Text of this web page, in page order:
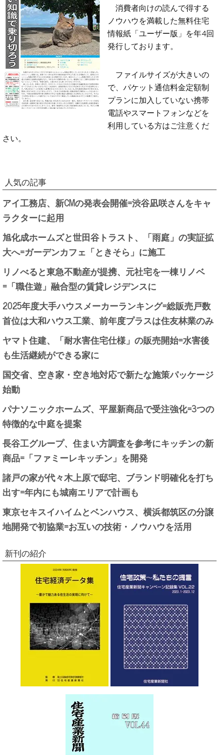
消費者向けの読んで得する
ノウハウを満載した無料住宅
情報紙「ユーザー版」を年4回
発行しております。
ファイルサイズが大きいの
で、パケット通信料金定額制
プランに加入していない携帯
電話やスマートフォンなどを
利用している方はご注意くだ
さい。
人気の記事
アイ工務店、新CMの発表会開催=渋谷凪咲さんをキャ
ラクターに起用
旭化成ホームズと世田谷トラスト、「雨庭」の実証拡
大へ=ガーデンカフェ「ときそら」に施工
リノべると東急不動産が提携、元社宅を一棟リノベ
=「職住遊」融合型の賃貸レジデンスに
2025年度大手ハウスメーカーランキング=総販売戸数
首位は大和ハウス工業、前年度プラスは住友林業のみ
ヤマト住建、「耐水害住宅仕様」の販売開始=水害後
も生活継続ができる家に
国交省、空き家・空き地対応で新たな施策パッケージ
始動
パナソニックホームズ、平屋新商品で受注強化=3つの
特徴的な中庭を提案
長谷工グループ、住まい方調査を参考にキッチンの新
商品=「ファミーレキッチン」を開発
諸戸の家が代々木上原で邸宅、ブランド明確化を打ち
出す=年内にも城南エリアで計画も
東京セキスイハイムとベンハウス、横浜都筑区の分譲
地開発で初協業=お互いの技術・ノウハウを活用
新刊の紹介